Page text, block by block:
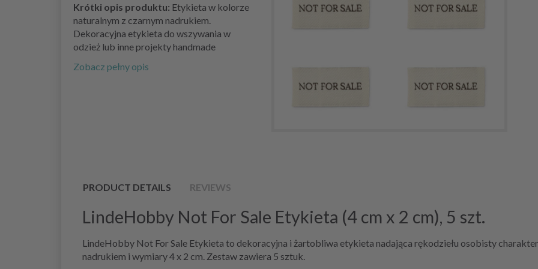
Krótki opis produktu: Etykieta w kolorze
naturalnym z czarnym nadrukiem.
Dekoracyjna etykieta do wszywania w
odzież lub inne projekty handmade
Zobacz pełny opis
PRODUCT DETAILS REVIEWS
LindeHobby Not For Sale Etykieta (4 cm x 2 cm), 5 szt.
LindeHobby Not For Sale Etykieta to dekoracyjna i żartobliwa etykieta nadająca rękodziełu osobisty
nadrukiem i wymiary 4 x 2 cm. Zestaw zawiera 5 sztuk.